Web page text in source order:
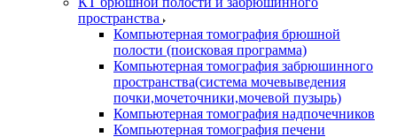
пространства
Компьютерная томография брюшной
полости (поисковая программа)
Компьютерная томография забрюшинного
пространства(система мочевыведения
почки,мочеточники,мочевой пузырь)
Компьютерная томография надпочечников
Компьютерная томография печени